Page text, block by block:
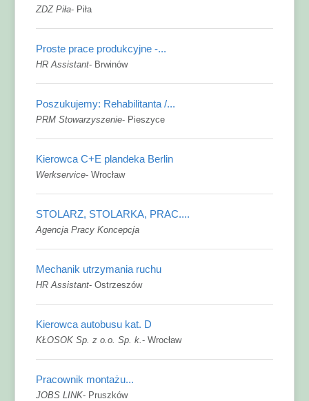
ZDZ Piła- Piła
Proste prace produkcyjne -...
HR Assistant- Brwinów
Poszukujemy: Rehabilitanta /...
PRM Stowarzyszenie- Pieszyce
Kierowca C+E plandeka Berlin
Werkservice-Wrocław
STOLARZ, STOLARKA, PRAC....
Agencja Pracy Koncepcja
Mechanik utrzymania ruchu
HR Assistant-Ostrzeszów
Kierowca autobusu kat. D
KŁOSOK Sp. z o.o. Sp. k.-Wrocław
Pracownik montażu...
JOBS LINK- Pruszków